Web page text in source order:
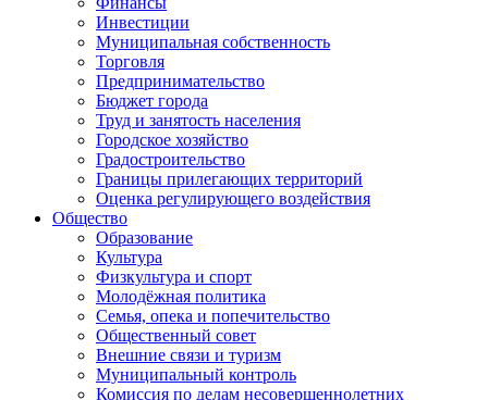
Инвестиции
Муниципальная собственность
Торговля
Предпринимательство
Бюджет города
Труд и занятость населения
Городское хозяйство
Градостроительство
Границы прилегающих территорий
Оценка регулирующего воздействия
Общество
Образование
Культура
Физкультура и спорт
Молодёжная политика
Семья, опека и попечительство
Общественный совет
Внешние связи и туризм
Муниципальный контроль
Комиссия по делам несовершеннолетних